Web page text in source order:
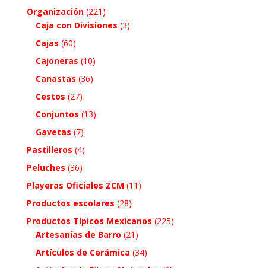
Organización (221)
Caja con Divisiones (3)
Cajas (60)
Cajoneras (10)
Canastas (36)
Cestos (27)
Conjuntos (13)
Gavetas (7)
Pastilleros (4)
Peluches (36)
Playeras Oficiales ZCM (11)
Productos escolares (28)
Productos Típicos Mexicanos (225)
Artesanías de Barro (21)
Artículos de Cerámica (34)